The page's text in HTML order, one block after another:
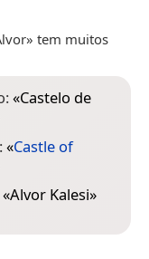
tem muitos
«Castelo de
«Castle of
«Alvor Kalesi»